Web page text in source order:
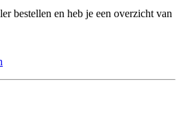
bestellen en heb je een overzicht van